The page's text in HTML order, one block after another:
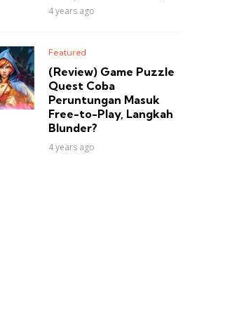
4 years ago
Featured
(Review) Game Puzzle
Quest Coba
Peruntungan Masuk
Free-to-Play, Langkah
Blunder?
4 years ago